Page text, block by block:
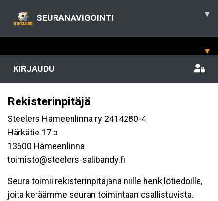
SEURANAVIGOINTI ▾
▾
KIRJAUDU
Rekisterinpitäjä
Steelers Hämeenlinna ry 2414280-4
Härkätie 17 b
13600 Hämeenlinna
toimisto@steelers-salibandy.fi
Seura toimii rekisterinpitäjänä niille henkilötiedoille,
joita keräämme seuran toimintaan osallistuvista.